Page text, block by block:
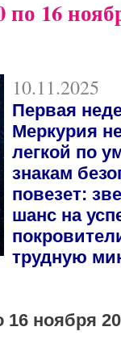
16
10.11.2025
Первая
Меркурия
легкой по
знакам
повезет:
шанс на
трудную
ноября